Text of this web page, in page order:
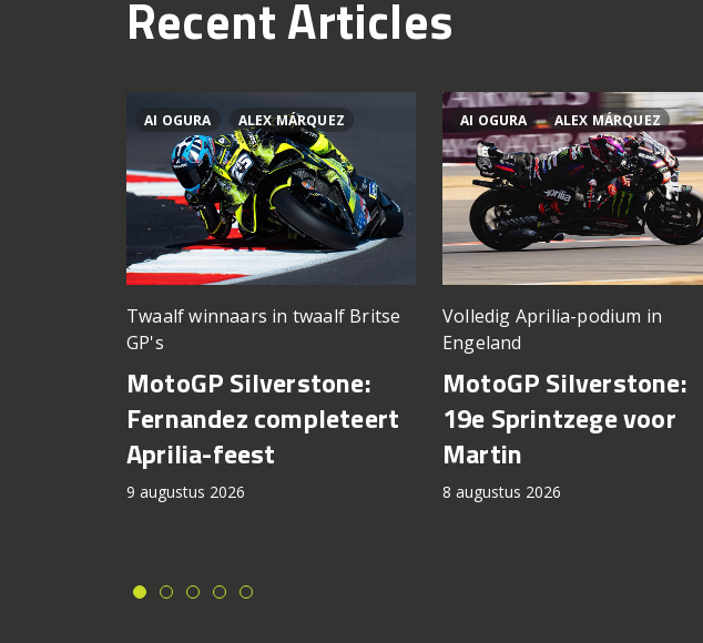
Recent Articles
AI OGURA ALEX MÁRQUEZ
Twaalf winnaars in twaalf Britse
GP's
MotoGP Silverstone:
Fernandez completeert
Aprilia-feest
9 augustus 2026
AI OGURA ALEX MÁRQUEZ
Volledig Aprilia-podium in
Engeland
MotoGP Silverstone:
19e Sprintzege voor
Martin
8 augustus 2026